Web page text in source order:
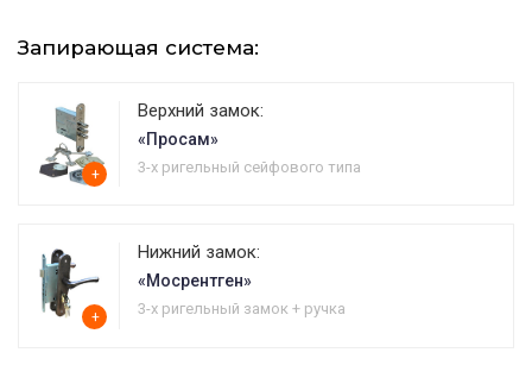
Запирающая система:
+
Верхний замок:
«Просам»
3-х ригельный сейфового типа
+
Нижний замок:
«Мосрентген»
3-х ригельный замок + ручка